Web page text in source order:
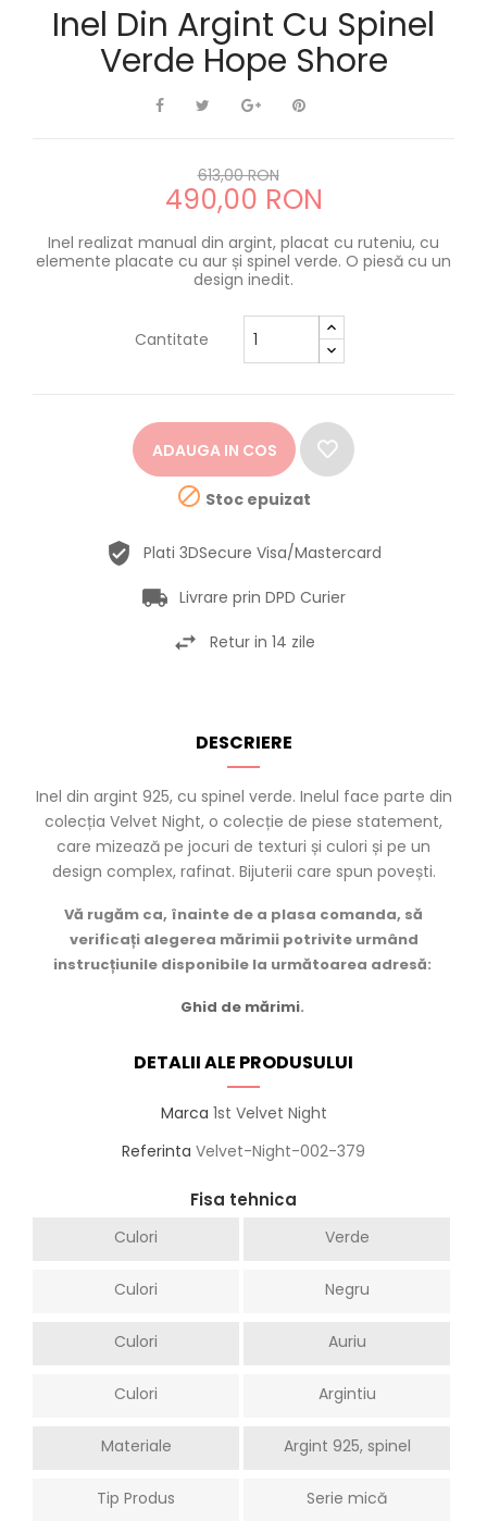
Inel Din Argint Cu Spinel
Verde Hope Shore
613,00 RON
490,00 RON
Inel realizat manual din argint, placat cu ruteniu, cu
elemente placate cu aur și spinel verde. O piesă cu un
design inedit.
Cantitate
ADAUGA IN COS
 Stoc epuizat
Plati 3DSecure Visa/Mastercard
Livrare prin DPD Curier
Retur in 14 zile
DESCRIERE
Inel din argint 925, cu spinel verde. Inelul face parte din
colecția Velvet Night, o colecție de piese statement,
care mizează pe jocuri de texturi și culori și pe un
design complex, rafinat. Bijuterii care spun povești.
Vă rugăm ca, înainte de a plasa comanda, să
verificați alegerea mărimii potrivite urmând
instrucțiunile disponibile la următoarea adresă:
Ghid de mărimi.
DETALII ALE PRODUSULUI
Marca 1st Velvet Night
Referinta Velvet-Night-002-379
Fisa tehnica
Culori Verde
Culori Negru
Culori Auriu
Culori Argintiu
Materiale Argint 925, spinel
Tip Produs Serie mică